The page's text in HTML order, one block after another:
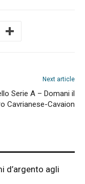
Next article
Serie A – Domani il
Cavrianese-Cavaion
d’argento agli